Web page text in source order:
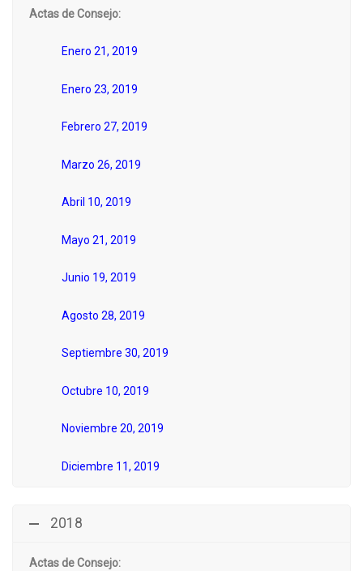
Actas de Consejo:
Enero 21, 2019
Enero 23, 2019
Febrero 27, 2019
Marzo 26, 2019
Abril 10, 2019
Mayo 21, 2019
Junio 19, 2019
Agosto 28, 2019
Septiembre 30, 2019
Octubre 10, 2019
Noviembre 20, 2019
Diciembre 11, 2019
2018
Actas de Consejo: